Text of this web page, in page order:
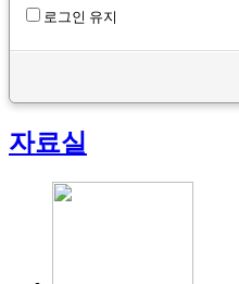
로그인 유지
자료실